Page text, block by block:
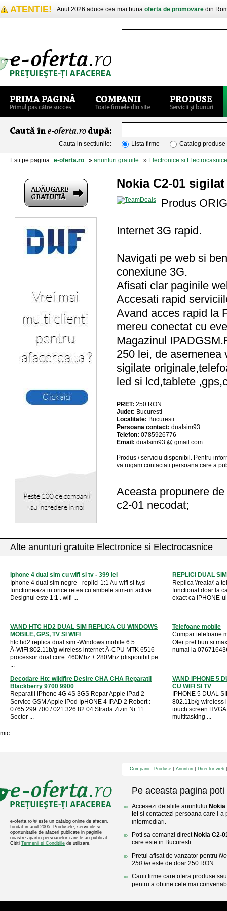
ATENTIE! Anul 2026 aduce cea mai buna oferta de promovare din
Cauta in sectiunile: Lista firme Catalog produse
Esti pe pagina: e-oferta.ro » anunturi gratuite » Electronice si Electrocasnice
Nokia C2-01
Produs
Internet 3G rapid.
Navigati pe web si
conexiune 3G.
Afisati clar paginile
Accesati rapid
Avand acces rapid la
mereu conectat cu
Magazinul
250 lei, de asemenea
sigilate
led si lcd,tablete
PRET: 250 RON
Judet: Bucuresti
Localitate: Bucuresti
Persoana contact: dualsim93
Telefon: 0785926776
Email: dualsim93 @ gmail.com
Produs / serviciu disponibil . Pentru
va rugam contactati persoana care a
Aceasta propunere
c2-01 necodat;
Alte anunturi gratuite Electronice si Electrocasnice
Iphone 4 dual sim cu wifi si tv - 399 lei
Iphone 4 dual sim negre - replici 1:1 Au wifi si tv,si
functioneaza in orice retea cu ambele sim-uri active.
Designul este 1:1 . wifi ...
REPLICI DUAL
Replica \'reala\' a
functional doar la
exact ca IPHONE-
VAND HTC HD2 DUAL SIM REPLICA CU WINDOWS
MOBILE, GPS, TV SI WIFI
htc hd2 replica dual sim -Windows mobile 6.5
Â·WIFI:802.11b/g wireless internet Â·CPU MTK 6516
processor dual core: 460Mhz + 280Mhz (disponibil pe
...
Telefoane mobile
Cumpar telefoane
Ofer pret bun si
numai la
Decodare Htc wildfire Desire CHA CHA Reparatii
Blackberry 9700 9900
Reparatii iPhone 4G 4S 3GS Repar Apple iPad 2
Service GSM Apple iPod IpHONE 4 IPAD 2 Robert :
0765.299.700 / 021.326.82.04 Strada Zizin Nr 11
Sector ...
VAND IPHONE 5
CU WIFI SI TV
IPHONE 5 DUAL
802.11b/g wireless
touch screen
multitasking ...
mic
e-oferta.ro ® este un catalog online de afaceri,
fondat in anul 2005. Produsele, serviciile si
oportunitatile de afaceri publicate in paginile
noastre apartin persoanelor care le-au publicat.
Cititi Termenii si Conditiile de utilizare.
Companii Produse Anunturi Director web
Pe aceasta pagina poti
Accesezi detaliile anuntului
lei si contactezi persoana care l-a
intermediari.
Poti sa comanzi direct Nokia C2-
care este in Bucuresti.
Pretul afisat de vanzator pentru
250 lei este de doar 250 RON.
Cauti firme care ofera produse
pentru a obtine cele mai